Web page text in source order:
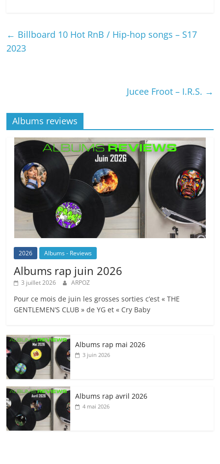
← Billboard 10 Hot RnB / Hip-hop songs – S17
2023
Jucee Froot – I.R.S. →
Albums reviews
2026 Albums - Reviews
Albums rap juin 2026
3 juillet 2026 ARPOZ
Pour ce mois de juin les grosses sorties c’est « THE
GENTLEMEN’S CLUB » de YG et « Cry Baby
Albums rap mai 2026
3 juin 2026
Albums rap avril 2026
4 mai 2026